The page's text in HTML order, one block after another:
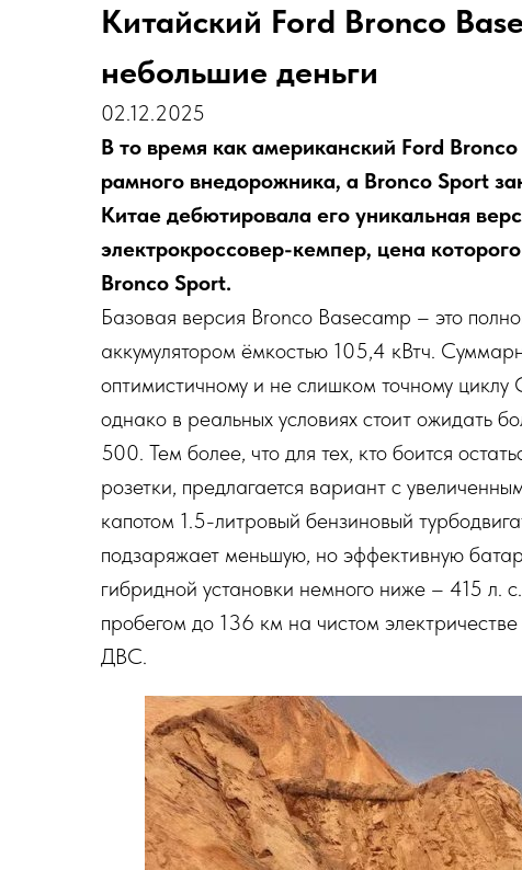
Китайский Ford Bronco
небольшие деньги
02.12.2025
В то время как американский Ford
рамного внедорожника, а Bronco Sport
Китае дебютировала его уникальная
электрокроссовер-кемпер, цена
Bronco Sport.
Базовая версия Bronco Basecamp – это
аккумулятором ёмкостью 105,4 кВтч.
оптимистичному и не слишком точному
однако в реальных условиях стоит ожидать
500. Тем более, что для тех, кто боится
розетки, предлагается вариант с
капотом 1.5-литровый бензиновый
подзаряжает меньшую, но эффективную
гибридной установки немного ниже – 415 л.
пробегом до 136 км на чистом
ДВС.